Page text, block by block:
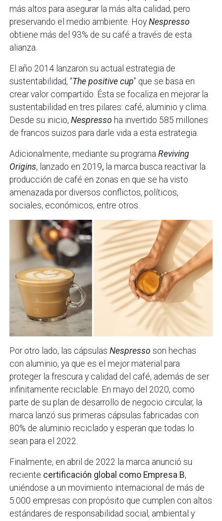
más altos para asegurar la más alta calidad, pero
preservando el medio ambiente. HoyNespresso
obtiene más del 93% de su café a través de esta
alianza.
El año 2014 lanzaron su actual estrategia de
sustentabilidad, “The positive cup” que se basa en
crear valor compartido. Ésta se focaliza en mejorar la
sustentabilidad en tres pilares: café, aluminio y clima.
Desde su inicio,Nespresso ha invertido 585 millones
de francos suizos para darle vida a esta estrategia.
Adicionalmente, mediante su programaReviving
Origins, lanzado en 2019, la marca busca reactivar la
producción de café en zonas en que se ha visto
amenazada por diversos conflictos, políticos,
sociales, económicos, entre otros.
Por otro lado, las cápsulasNespresso son hechas
con aluminio, ya que es el mejor material para
proteger la frescura y calidad del café, además de ser
infinitamente reciclable. En mayo del 2020, como
parte de su plan de desarrollo de negocio circular, la
marca lanzó sus primeras cápsulas fabricadas con
80% de aluminio reciclado y esperan que todas lo
sean para el 2022.
Finalmente, en abril de 2022 la marca anunció su
reciente certificación global como Empresa B,
uniéndose a un movimiento internacional de más de
5.000 empresas con propósito que cumplen con altos
estándares de responsabilidad social, ambiental y